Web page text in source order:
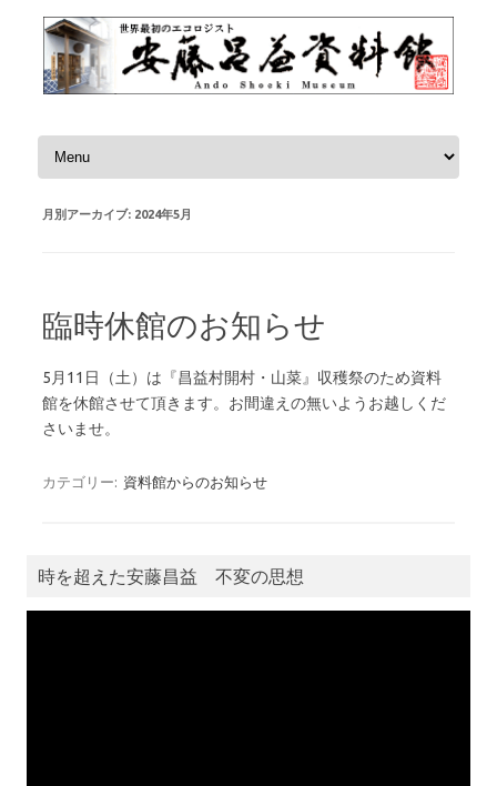
コンテンツへスキップ
月別アーカイブ: 2024年5月
臨時休館のお知らせ
5月11日（土）は『昌益村開村・山菜』収穫祭のため資料
館を休館させて頂きます。お間違えの無いようお越しくだ
さいませ。
カテゴリー: 資料館からのお知らせ
時を超えた安藤昌益 不変の思想